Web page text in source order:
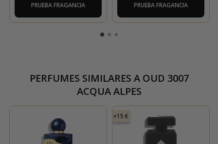
PRUEBA FRAGANCIA PRUEBA FRAGANCIA
PERFUMES SIMILARES AOUD 3007
ACQUA ALPES
+15 €